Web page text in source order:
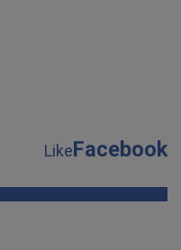
LikeFacebook